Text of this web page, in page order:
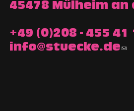
45478 Mülheim an
+49 (0)208 - 455 41
info@stuecke.de